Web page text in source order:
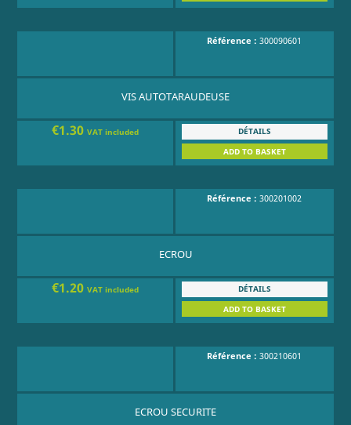
Référence :300090601
VIS AUTOTARAUDEUSE
€1.30VAT included
DÉTAILS
ADD TO BASKET
Référence :300201002
ECROU
€1.20VAT included
DÉTAILS
ADD TO BASKET
Référence :300210601
ECROU SECURITE